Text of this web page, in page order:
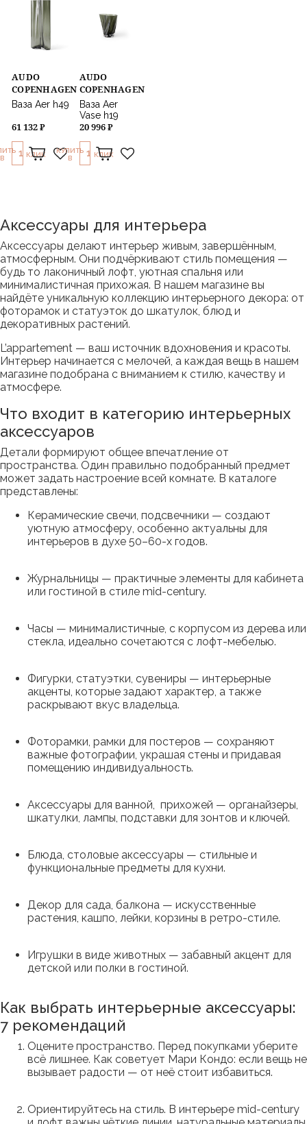
AUDO
COPENHAGEN
Ваза Aer h49
61 132 ₽
В
1 КЛИК
AUDO
COPENHAGEN
Ваза Aer
Vase h19
20 996 ₽
КУПИТЬ
В
1 КЛИК
Аксессуары для интерьера
Аксессуары делают интерьер живым, завершённым,
атмосферным. Они подчёркивают стиль помещения —
будь то лаконичный лофт, уютная спальня или
минималистичная прихожая. В нашем магазине вы
найдёте уникальную коллекцию интерьерного декора: от
фоторамок и статуэток до шкатулок, блюд и
декоративных растений.
L’appartement — ваш источник вдохновения и красоты.
Интерьер начинается с мелочей, а каждая вещь в нашем
магазине подобрана с вниманием к стилю, качеству и
атмосфере.
Что входит в категорию интерьерных
аксессуаров
Детали формируют общее впечатление от
пространства. Один правильно подобранный предмет
может задать настроение всей комнате. В каталоге
представлены:
Керамические свечи, подсвечники — создают
уютную атмосферу, особенно актуальны для
интерьеров в духе 50–60-х годов.
Журнальницы — практичные элементы для кабинета
или гостиной в стиле mid-century.
Часы — минималистичные, с корпусом из дерева или
стекла, идеально сочетаются с лофт-мебелью.
Фигурки, статуэтки, сувениры — интерьерные
акценты, которые задают характер, а также
раскрывают вкус владельца.
Фоторамки, рамки для постеров — сохраняют
важные фотографии, украшая стены и придавая
помещению индивидуальность.
Аксессуары для ванной, прихожей — органайзеры,
шкатулки, лампы, подставки для зонтов и ключей.
Блюда, столовые аксессуары — стильные и
функциональные предметы для кухни.
Декор для сада, балкона — искусственные
растения, кашпо, лейки, корзины в ретро-стиле.
Игрушки в виде животных — забавный акцент для
детской или полки в гостиной.
Как выбрать интерьерные аксессуары:
7 рекомендаций
Оцените пространство. Перед покупками уберите
всё лишнее. Как советует Мари Кондо: если вещь не
вызывает радости — от неё стоит избавиться.
Ориентируйтесь на стиль. В интерьере mid-century